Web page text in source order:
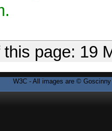
page: 19
W3C - All images are ©